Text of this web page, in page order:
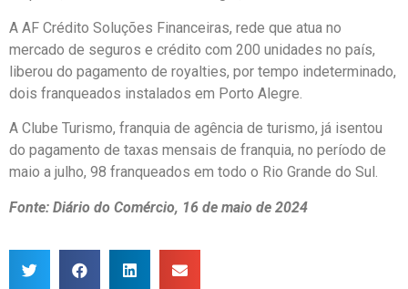
A AF Crédito Soluções Financeiras, rede que atua no
mercado de seguros e crédito com 200 unidades no país,
liberou do pagamento de royalties, por tempo indeterminado,
dois franqueados instalados em Porto Alegre.
A Clube Turismo, franquia de agência de turismo, já isentou
do pagamento de taxas mensais de franquia, no período de
maio a julho, 98 franqueados em todo o Rio Grande do Sul.
Fonte: Diário do Comércio, 16 de maio de 2024